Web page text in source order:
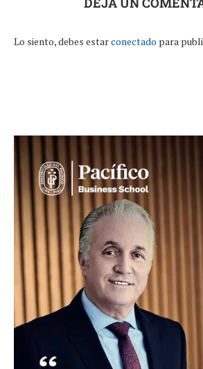
Lo siento, debes estarconectado para